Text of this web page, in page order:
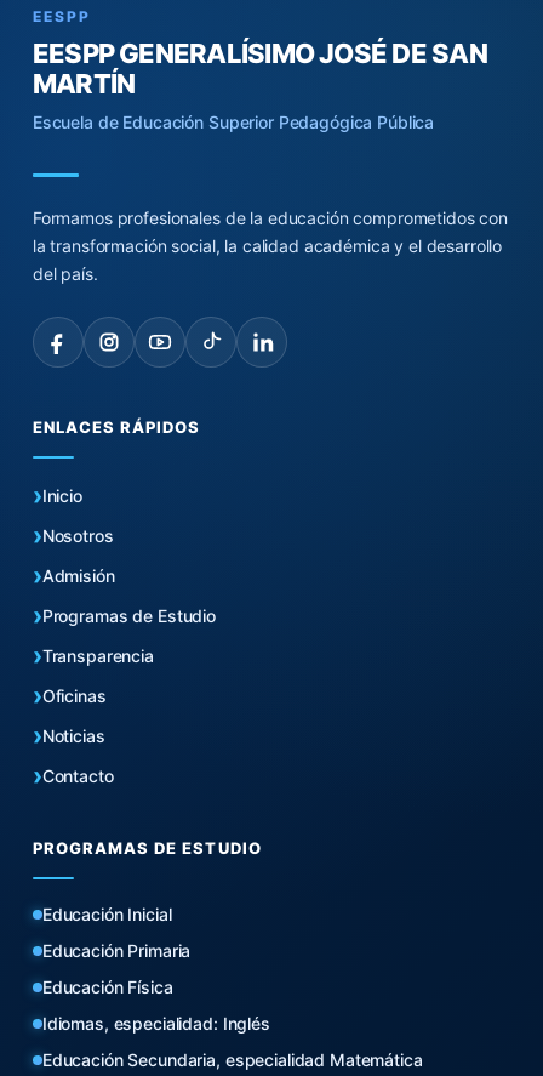
EESPP
EESPP GENERALÍSIMO JOSÉ DE SAN
MARTÍN
Escuela de Educación Superior Pedagógica Pública
Formamos profesionales de la educación comprometidos con
la transformación social, la calidad académica y el desarrollo
del país.
ENLACES RÁPIDOS
Inicio
Nosotros
Admisión
Programas de Estudio
Transparencia
Oficinas
Noticias
Contacto
PROGRAMAS DE ESTUDIO
Educación Inicial
Educación Primaria
Educación Física
Idiomas, especialidad: Inglés
Educación Secundaria, especialidad Matemática